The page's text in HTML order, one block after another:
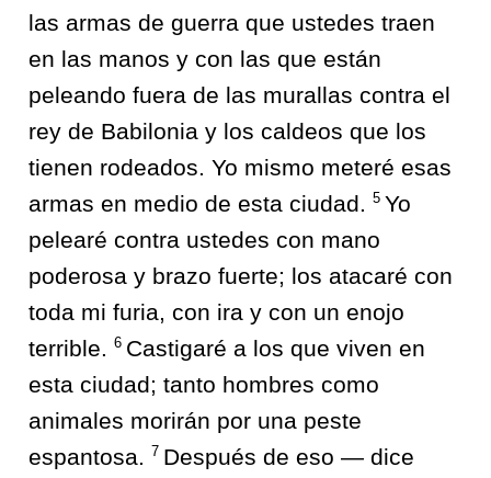
las armas de guerra que ustedes traen
en las manos y con las que están
peleando fuera de las murallas contra el
rey de Babilonia y los caldeos que los
tienen rodeados. Yo mismo meteré esas
armas en medio de esta ciudad. 5 Yo
pelearé contra ustedes con mano
poderosa y brazo fuerte; los atacaré con
toda mi furia, con ira y con un enojo
terrible. 6 Castigaré a los que viven en
esta ciudad; tanto hombres como
animales morirán por una peste
espantosa. 7 Después de eso — dice